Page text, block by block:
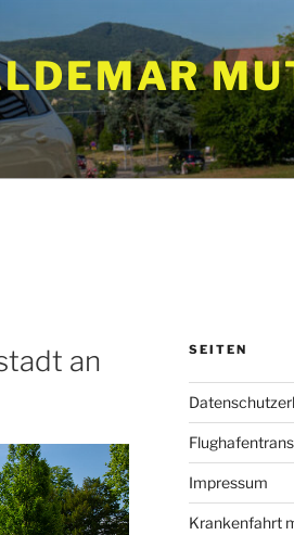
an
SEITEN
Impressum
Krankenfahrt